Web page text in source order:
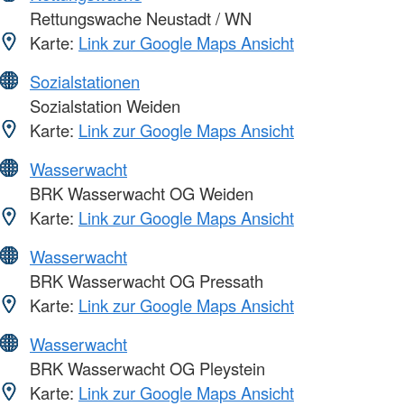
Rettungswache Neustadt / WN
Karte: Link zur Google Maps Ansicht
Sozialstationen
Sozialstation Weiden
Karte: Link zur Google Maps Ansicht
Wasserwacht
BRK Wasserwacht OG Weiden
Karte: Link zur Google Maps Ansicht
Wasserwacht
BRK Wasserwacht OG Pressath
Karte: Link zur Google Maps Ansicht
Wasserwacht
BRK Wasserwacht OG Pleystein
Karte: Link zur Google Maps Ansicht